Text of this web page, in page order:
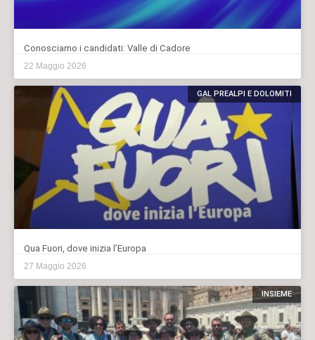
Conosciamo i candidati: Valle di Cadore
22 Maggio 2026
GAL PREALPI E DOLOMITI
Qua Fuori, dove inizia l’Europa
27 Maggio 2026
INSIEME